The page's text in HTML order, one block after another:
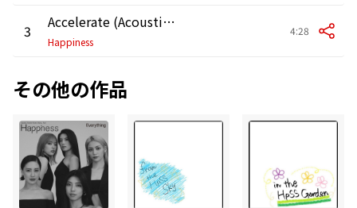
3 Accelerate (Acoustic Live at Studio)
Happiness
4:28
その他の作品